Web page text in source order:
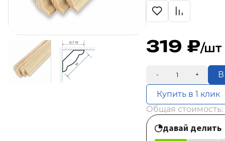
319 /шт
- +
Купить в 1 клик
Общая стоимость:
давай делить